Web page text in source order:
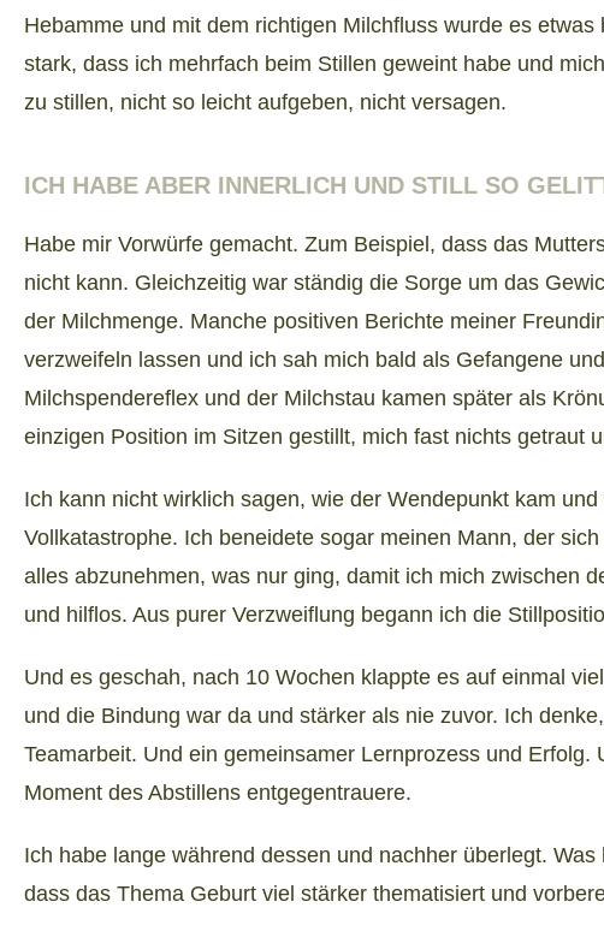
Hebamme und mit dem richtigen Milchfluss wurde es
stark, dass ich mehrfach beim Stillen geweint habe und
zu stillen, nicht so leicht aufgeben, nicht versagen.
ICH HABE ABER INNERLICH UND STILL SO
Habe mir Vorwürfe gemacht. Zum Beispiel, dass das
nicht kann. Gleichzeitig war ständig die Sorge um das
der Milchmenge. Manche positiven Berichte meiner
verzweifeln lassen und ich sah mich bald als Gefangene
Milchspendereflex und der Milchstau kamen später als
einzigen Position im Sitzen gestillt, mich fast nichts getraut
Ich kann nicht wirklich sagen, wie der Wendepunkt kam
Vollkatastrophe. Ich beneidete sogar meinen Mann, der
alles abzunehmen, was nur ging, damit ich mich zwischen
und hilflos. Aus purer Verzweiflung begann ich die
Und es geschah, nach 10 Wochen klappte es auf einmal
und die Bindung war da und stärker als nie zuvor. Ich
Teamarbeit. Und ein gemeinsamer Lernprozess und
Moment des Abstillens entgegentrauere.
Ich habe lange während dessen und nachher überlegt.
dass das Thema Geburt viel stärker thematisiert und